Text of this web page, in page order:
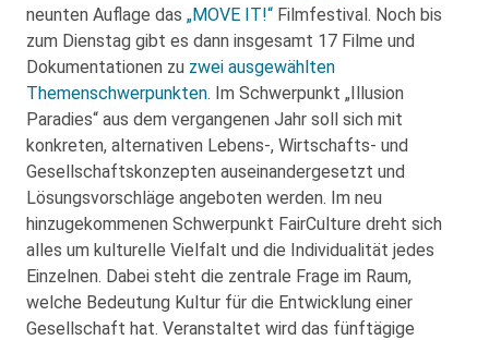
neunten Auflage das „MOVE IT!“ Filmfestival. Noch bis
zum Dienstag gibt es dann insgesamt 17 Filme und
Dokumentationen zu zwei ausgewählten
Themenschwerpunkten. Im Schwerpunkt „Illusion
Paradies“ aus dem vergangenen Jahr soll sich mit
konkreten, alternativen Lebens-, Wirtschafts- und
Gesellschaftskonzepten auseinandergesetzt und
Lösungsvorschläge angeboten werden. Im neu
hinzugekommenen Schwerpunkt FairCulture dreht sich
alles um kulturelle Vielfalt und die Individualität jedes
Einzelnen. Dabei steht die zentrale Frage im Raum,
welche Bedeutung Kultur für die Entwicklung einer
Gesellschaft hat. Veranstaltet wird das fünftägige